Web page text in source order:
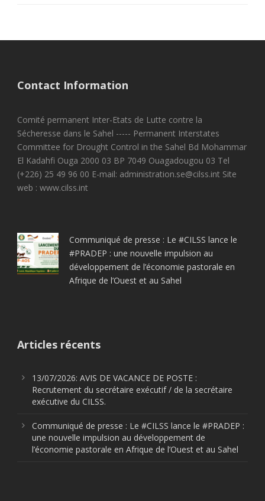
Contact Information
Comité permanent Inter-Etats de Lutte contre la
Sécheresse dans le Sahel ----- Permanent Interstates
Committee for Drought Control in the Sahel Bd Mohammar
El Kadahfi Ouga 2000 03 BP 7049 Ouagadougou 03 Tel
(+226) 25 49 96 00 E-mail: administration.se@cilss.int Site
web : www.cilss.int
Communiqué de presse : Le #CILSS lance le
#PRADEP : une nouvelle impulsion au
développement de l’économie pastorale en
Afrique de l’Ouest et au Sahel
Articles récents
13/07/2026: AVIS DE VACANCE DE POSTE :
Recrutement du secrétaire exécutif / de la secrétaire
exécutive du CILSS.
Communiqué de presse : Le #CILSS lance le #PRADEP :
une nouvelle impulsion au développement de
l’économie pastorale en Afrique de l’Ouest et au Sahel